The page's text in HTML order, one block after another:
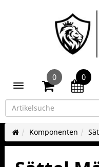
Toggle navigation
0 0
Komponenten